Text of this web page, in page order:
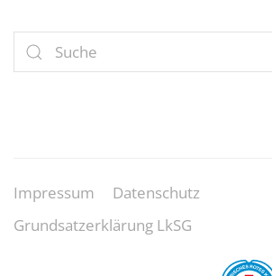
Impressum
Datenschutz
Grundsatzerklärung LkSG